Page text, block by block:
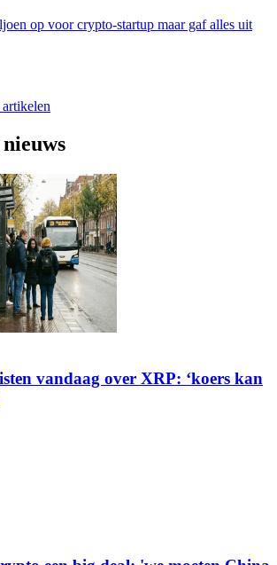
op voor crypto-startup maar gaf alles uit
vandaag over XRP: ‘koers kan